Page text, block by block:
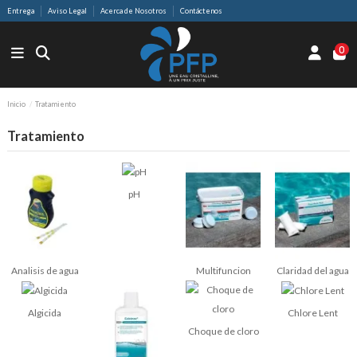
Entrega Aviso Legal Acerca de Nosotros Contáctenos
0
Inicio Tratamiento
Tratamiento
Analisis de agua
pH
Multifuncion Claridad del agua
Algicida
Choque de cloro
Chlore Lent